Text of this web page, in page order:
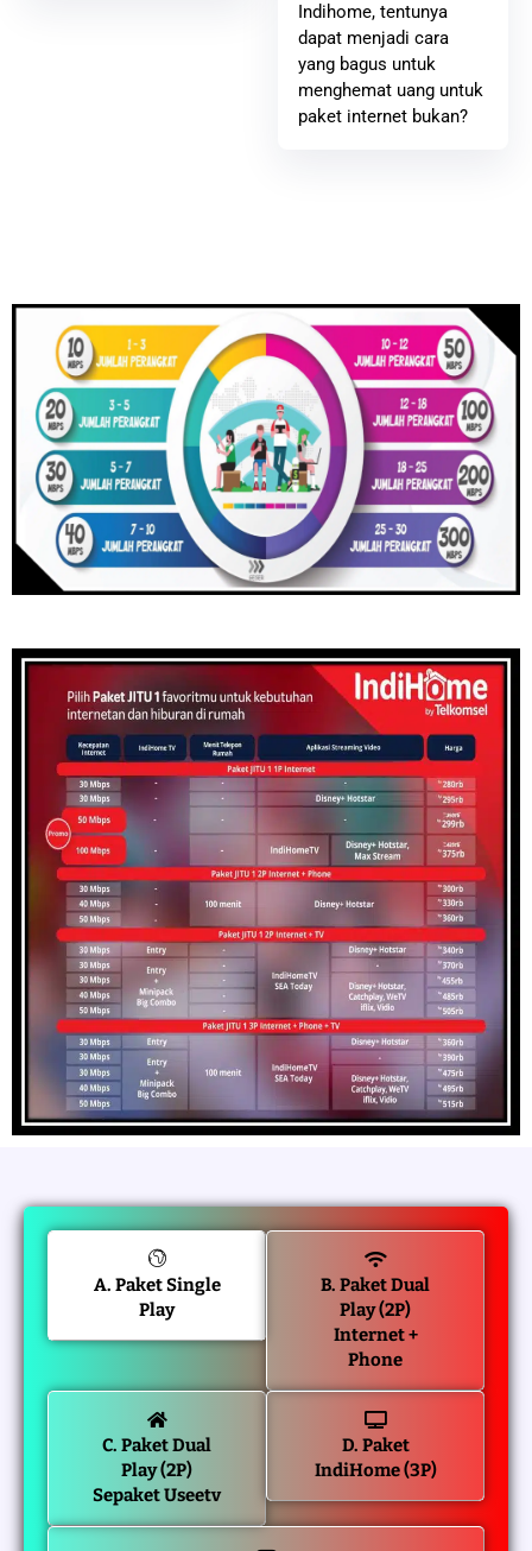
Indihome, tentunya
dapat menjadi cara
yang bagus untuk
menghemat uang untuk
paket internet bukan?
A. Paket Single
Play
B. Paket Dual
Play (2P)
Internet +
Phone
C. Paket Dual
Play (2P)
Sepaket Useetv
D. Paket
IndiHome (3P)